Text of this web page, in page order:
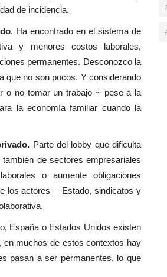
de incidencia.
. Ha encontrado en el sistema de
y menores costos laborales,
permanentes. Desconozco la
que no son pocos. Y considerando
o no tomar un trabajo ~ pese a la
la economía familiar cuando la
Parte del lobby que dificulta
de sectores empresariales
o aumente obligaciones
los actores —Estado, sindicatos y
España o Estados Unidos existen
en muchos de estos contextos hay
pasan a ser permanentes, lo que